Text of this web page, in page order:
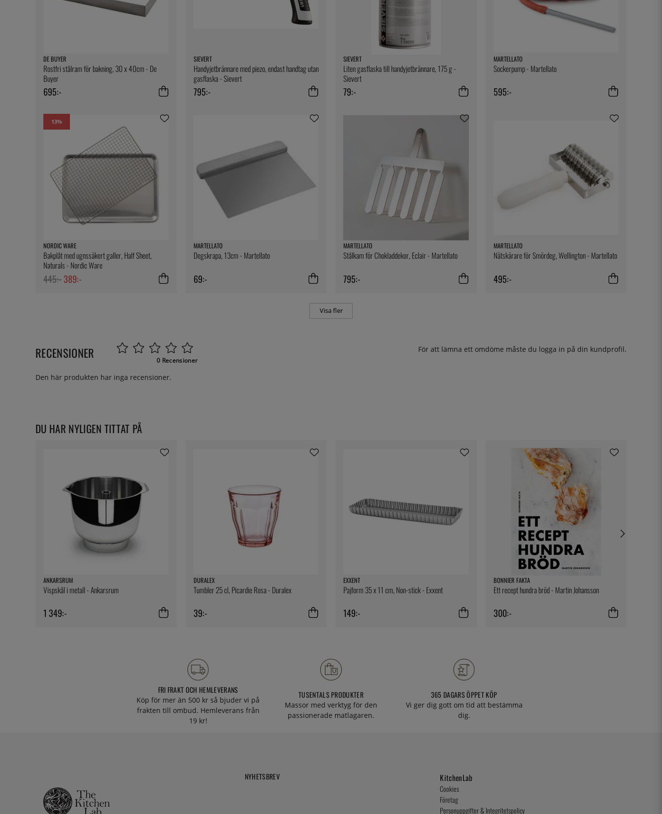
DE BUYER
Rostfri stålram för bakning, 30 x 40cm - De
Buyer
695:-
SIEVERT
Handyjetbrännare med piezo, endast handtag utan
gasflaska - Sievert
795:-
SIEVERT
Liten gasflaska till handyjetbrännare, 175 g -
Sievert
79:-
MARTELLATO
Sockerpump - Martellato
595:-
13%
NORDIC WARE
Bakplåt med ugnssäkert galler, Half Sheet,
Naturals - Nordic Ware
445:-389:-
MARTELLATO
Degskrapa, 13cm - Martellato
69:-
MARTELLATO
Stålkam för Chokladdekor, Eclair - Martellato
795:-
MARTELLATO
Nätskärare för Smördeg, Wellington - Martellato
495:-
Visa fler
RECENSIONER 0 Recensioner
För att lämna ett omdöme måste du logga in på din kundprofil.
Den här produkten har inga recensioner.
DU HAR NYLIGEN TITTAT PÅ
ANKARSRUM
Vispskål i metall - Ankarsrum
1 349:-
DURALEX
Tumbler 25 cl, Picardie Rosa - Duralex
39:-
EXXENT
Pajform 35 x 11 cm, Non-stick - Exxent
149:-
BONNIER FAKTA
Ett recept hundra bröd - Martin Johansson
300:-
FRI FRAKT OCH HEMLEVERANS
Köp för mer än 500 kr så bjuder vi på
frakten till ombud. Hemleverans från
19 kr!
TUSENTALS PRODUKTER
Massor med verktyg för den
passionerade matlagaren.
365 DAGARS ÖPPET KÖP
Vi ger dig gott om tid att bestämma
dig.
NYHETSBREV KitchenLab
Cookies
Företag
Personuppgifter & Integritetspolicy